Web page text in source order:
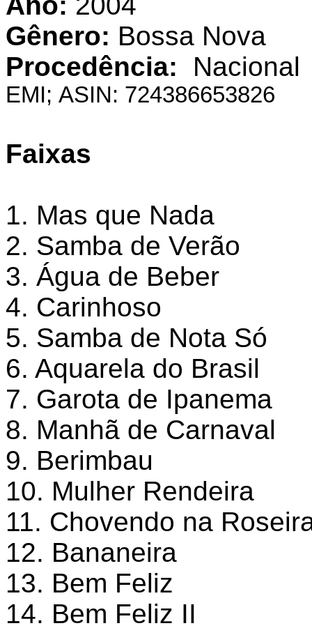
Gênero: Bossa Nova
Procedência: Nacional
EMI; ASIN: 724386653826
Faixas
1. Mas que Nada
2. Samba de Verão
3. Água de Beber
4. Carinhoso
5. Samba de Nota Só
6. Aquarela do Brasil
7. Garota de Ipanema
8. Manhã de Carnaval
9. Berimbau
10. Mulher Rendeira
11. Chovendo na
12. Bananeira
13. Bem Feliz
14. Bem Feliz II